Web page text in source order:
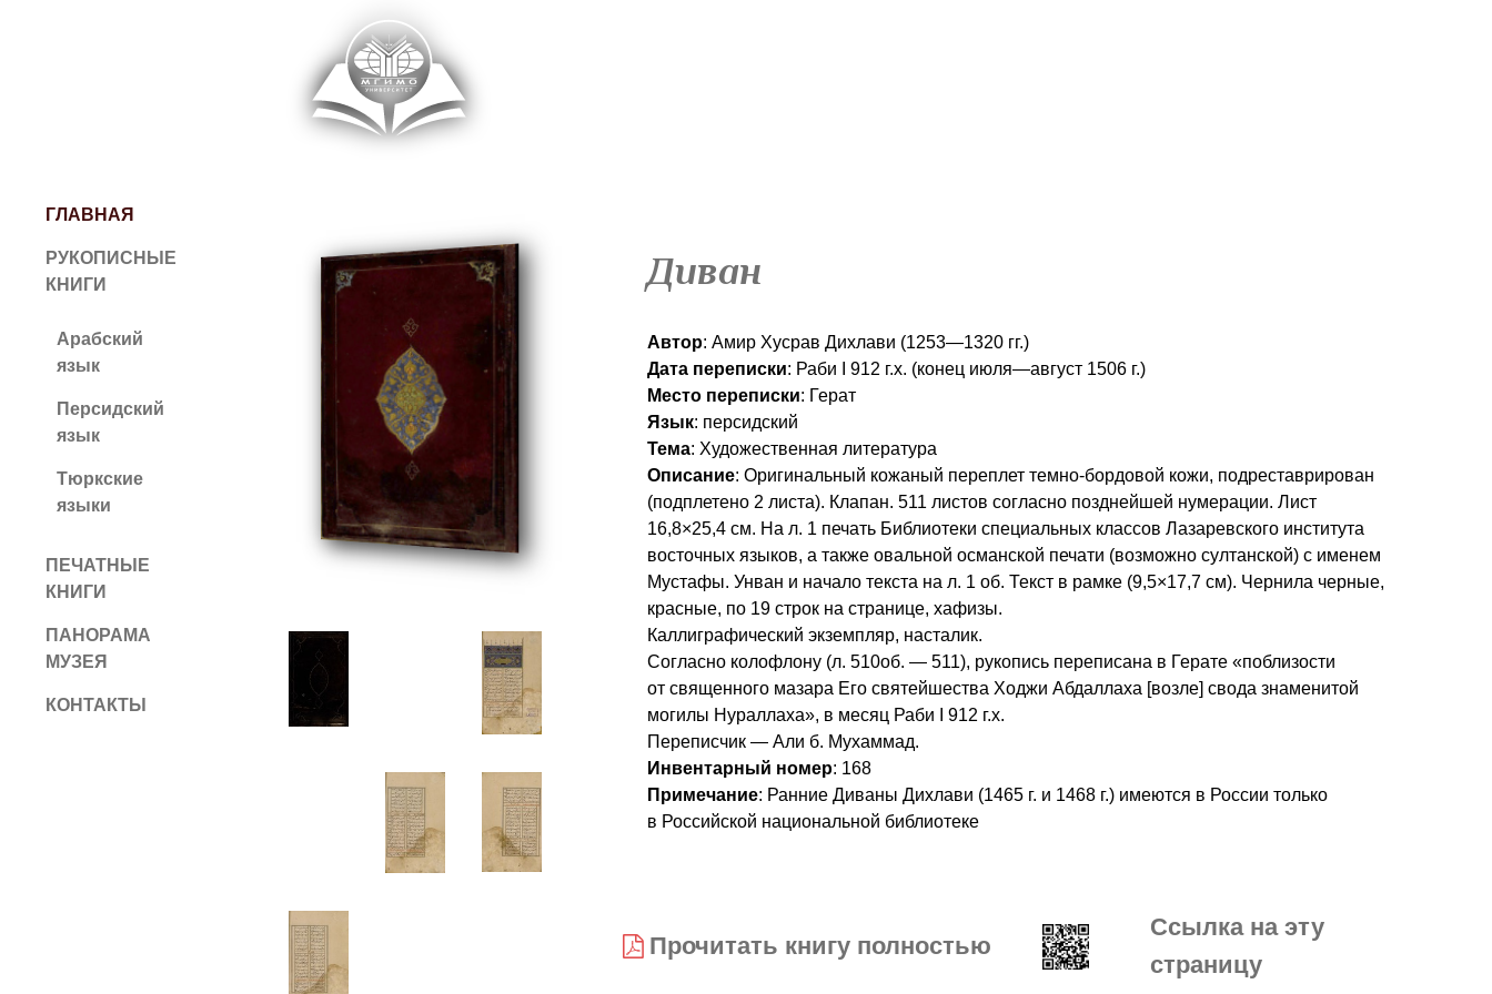
ГЛАВНАЯ
РУКОПИСНЫЕ
КНИГИ
Арабский
язык
Персидский
язык
Тюркские
языки
ПЕЧАТНЫЕ
КНИГИ
ПАНОРАМА
МУЗЕЯ
КОНТАКТЫ
Диван
Автор: Амир Хусрав Дихлави (1253—1320 гг.)
Дата переписки: Раби I 912 г.х. (конец июля—август 1506 г.)
Место переписки: Герат
Язык: персидский
Тема: Художественная литература
Описание: Оригинальный кожаный переплеттемно-бордовой кожи, подреставрирован
(подплетено 2 листа). Клапан. 511 листов согласно позднейшей нумерации. Лист
16,8×25,4 см. На л. 1 печать Библиотеки специальных классов Лазаревского института
восточных языков, а также овальной османской печати (возможно султанской) с именем
Мустафы. Унван и начало текста на л. 1 об. Текст в рамке (9,5×17,7 см). Чернила черные,
красные, по 19 строк на странице, хафизы.
Каллиграфический экземпляр, насталик.
Согласно колофлону (л. 510об. — 511), рукопись переписана в Герате «поблизости
от священного мазара Его святейшества Ходжи Абдаллаха [возле] свода знаменитой
могилы Нураллаха», в месяц Раби I 912 г.х.
Переписчик — Али б. Мухаммад.
Инвентарный номер: 168
Примечание: Ранние Диваны Дихлави (1465 г. и 1468 г.) имеются в России только
в Российской национальной библиотеке
Прочитать книгу полностью
Ссылка на эту
страницу